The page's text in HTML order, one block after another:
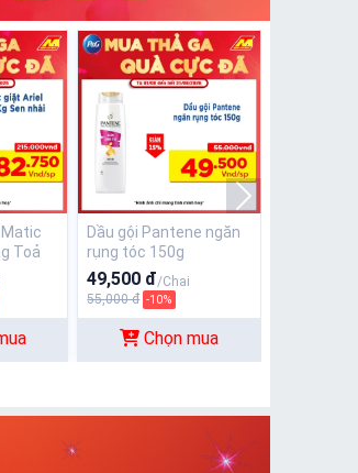
Toả
Dầu gội Pantene ngăn
rụng tóc 150g
49,500 đ/Chai
55,000 đ -10%
Chọn mua